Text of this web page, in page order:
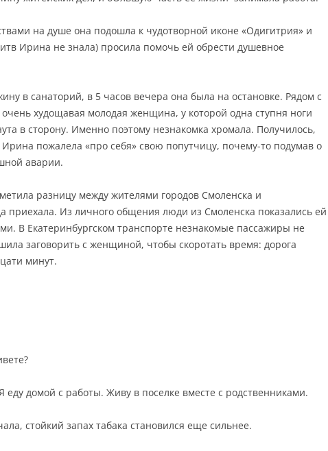
на душе она подошла к чудотворной иконе «Одигитрия» и
Ирина не знала) просила помочь ей обрести душевное
в санаторий, в 5 часов вечера она была на остановке. Рядом с
худощавая молодая женщина, у которой одна ступня ноги
в сторону. Именно поэтому незнакомка хромала. Получилось,
пожалела «про себя» свою попутчицу, почему-то подумав о
аварии.
разницу между жителями городов Смоленска и
приехала. Из личного общения люди из Смоленска показались ей
В Екатеринбургском транспорте незнакомые пассажиры не
заговорить с женщиной, чтобы скоротать время: дорога
минут.
домой с работы. Живу в поселке вместе с родственниками.
стойкий запах табака становился еще сильнее.